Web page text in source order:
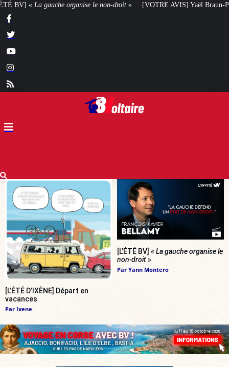
droit» [VOTRE AVIS] Yaël Braun-Pivet doit-elle renoncer à son projet
[L’ÉTÉ D’IXÈNE] Départ en
vacances
Par Ixene
[L’ÉTÉ BV] « La gauche organise le
non-droit»
Par Yann Montero